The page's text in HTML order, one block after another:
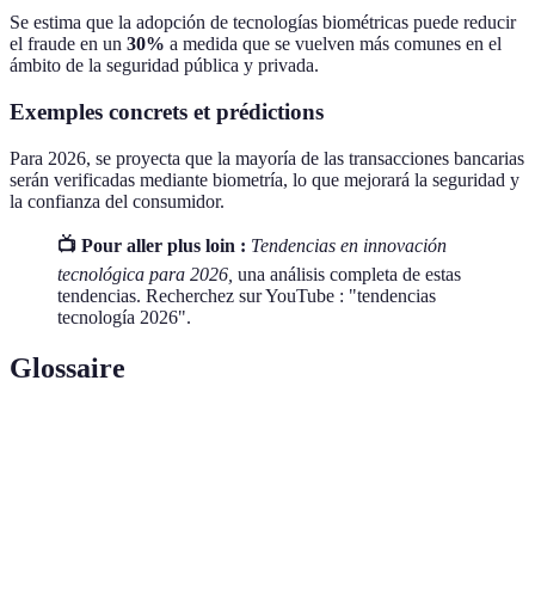
Se estima que la adopción de tecnologías biométricas puede reducir
el fraude en un 30% a medida que se vuelven más comunes en el
ámbito de la seguridad pública y privada.
Exemples concrets et prédictions
Para 2026, se proyecta que la mayoría de las transacciones bancarias
serán verificadas mediante biometría, lo que mejorará la seguridad y
la confianza del consumidor.
📺 Pour aller plus loin : Tendencias en innovación
tecnológica para 2026, una análisis completa de estas
tendencias. Recherchez sur YouTube : "tendencias
tecnología 2026".
Glossaire